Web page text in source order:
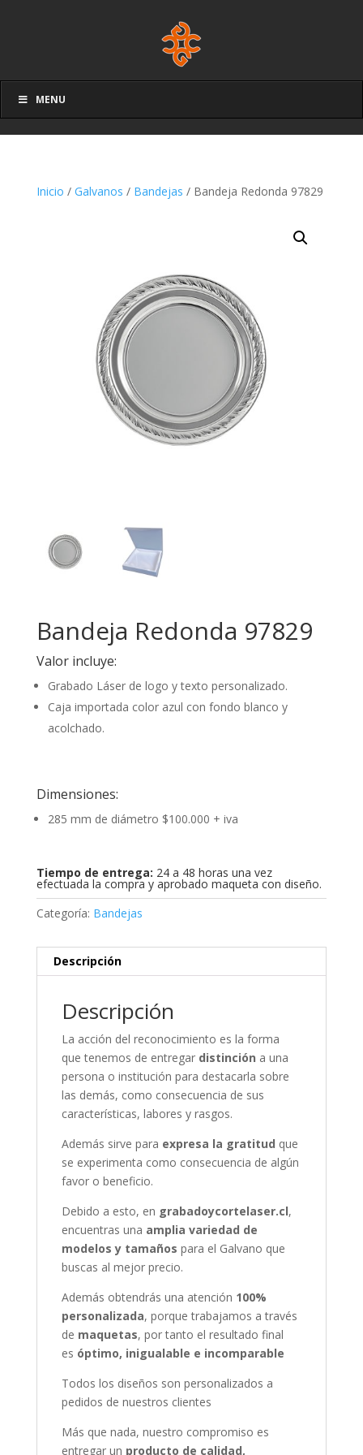
MENU
Inicio / Galvanos / Bandejas / Bandeja Redonda 97829
Bandeja Redonda 97829
Valor incluye:
Grabado Láser de logo y texto personalizado.
Caja importada color azul con fondo blanco y
acolchado.
Dimensiones:
285 mm de diámetro $100.000 + iva
Tiempo de entrega: 24 a 48 horas una vez
efectuada la compra y aprobado maqueta con diseño.
Categoría: Bandejas
Descripción
Descripción
La acción del reconocimiento es la forma
que tenemos de entregar distinción a una
persona o institución para destacarla sobre
las demás, como consecuencia de sus
características, labores y rasgos.
Además sirve para expresa la gratitud que
se experimenta como consecuencia de algún
favor o beneficio.
Debido a esto, en grabadoycortelaser.cl,
encuentras una amplia variedad de
modelos y tamaños para el Galvano que
buscas al mejor precio.
Además obtendrás una atención 100%
personalizada, porque trabajamos a través
de maquetas, por tanto el resultado final
es óptimo, inigualable e incomparable
Todos los diseños son personalizados a
pedidos de nuestros clientes
Más que nada, nuestro compromiso es
entregar un producto de calidad,